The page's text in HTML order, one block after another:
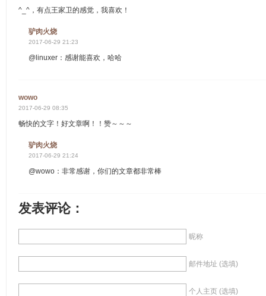
^_^，有点王家卫的感觉，我喜欢！
驴肉火烧
2017-06-29 21:23
@linuxer：感谢能喜欢，哈哈
wowo
2017-06-29 08:35
畅快的文字！好文章啊！！赞～～～
驴肉火烧
2017-06-29 21:24
@wowo：非常感谢，你们的文章都非常棒
发表评论：
昵称
邮件地址 (选填)
个人主页 (选填)